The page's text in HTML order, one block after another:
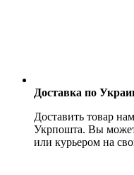
Доставка по
Доставить товар
Укрпошта. Вы
или курьером на